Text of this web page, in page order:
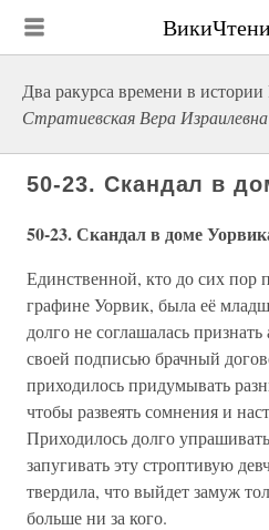
Два ракурса времени в
Стратиевская Вера Израилевна
50-23. Скандал в
50-23. Скандал в доме
Единственной, кто до сих пор
графине Уорвик, была её
долго не соглашалась
своей подписью брачный
приходилось придумывать
чтобы развеять сомнения и
Приходилось долго
запугивать эту строптивую
твердила, что выйдет замуж
больше ни за кого.